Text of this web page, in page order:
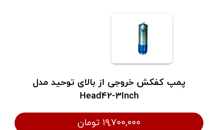
پمپ کفکش خروجی از بالای توحید مدل
Head42-3Inch
۱۹,۷۰۰,۰۰۰ تومان